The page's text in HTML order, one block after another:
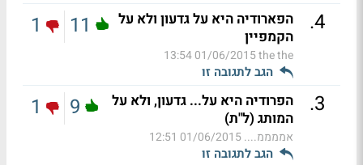
4
.
הפארודיה היא על גדעון ולא על
הקמפיין
the the
01/06/2015 13:54
הגב לתגובה זו
11
1
3
.
הפרודיה היא על... גדעון, ולא על
המותג (ל"ת)
אממממ....01/06/2015 12:51
הגב לתגובה זו
9
1